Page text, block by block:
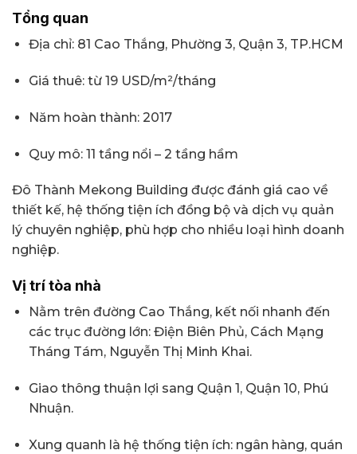
Tổng quan
Địa chỉ: 81 Cao Thắng, Phường 3, Quận 3, TP.HCM
Giá thuê: từ 19 USD/m²/tháng
Năm hoàn thành: 2017
Quy mô: 11 tầng nổi – 2 tầng hầm
Đô Thành Mekong Building được đánh giá cao về
thiết kế, hệ thống tiện ích đồng bộ và dịch vụ quản
lý chuyên nghiệp, phù hợp cho nhiều loại hình doanh
nghiệp.
Vị trí tòa nhà
Nằm trên đường Cao Thắng, kết nối nhanh đến
các trục đường lớn: Điện Biên Phủ, Cách Mạng
Tháng Tám, Nguyễn Thị Minh Khai.
Giao thông thuận lợi sang Quận 1, Quận 10, Phú
Nhuận.
Xung quanh là hệ thống tiện ích: ngân hàng, quán